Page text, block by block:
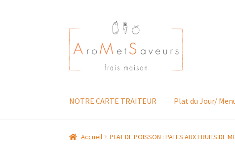
Aller
à
la
navigation
Aller
au
contenu
NOTRE CARTE TRAITEUR Plat du Jour/
Accueil PLAT DE POISSON : PATES AUX FRUITS DE